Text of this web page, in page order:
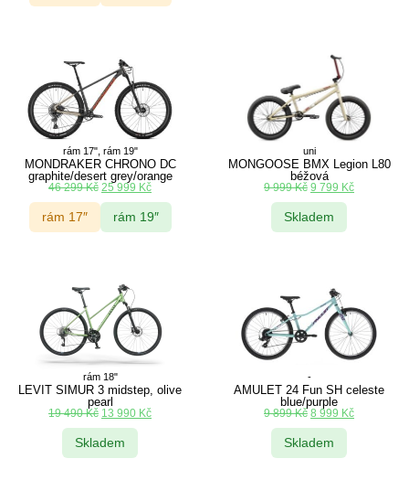
rám 17", rám 19"
MONDRAKER CHRONO DC
graphite/desert grey/orange
46 299Kč 25 999 Kč
rám 17″ rám 19″
uni
MONGOOSE BMX Legion L80
béžová
9 999Kč 9 799 Kč
Skladem
rám 18"
LEVIT SIMUR 3 midstep, olive
pearl
19 490Kč 13 990 Kč
Skladem
-
AMULET 24 Fun SH celeste
blue/purple
9 899Kč 8 999 Kč
Skladem